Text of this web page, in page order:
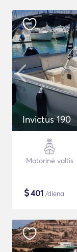
Invictus 190
Motorinė valtis
$401 /diena